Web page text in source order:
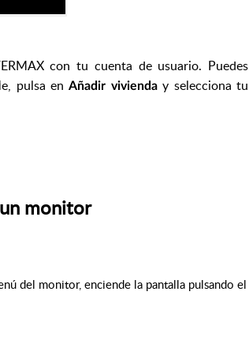
con tu cuenta de usuario. Puedes
pulsa enAñadir vivienday selecciona tu
monitor
del monitor, enciende la pantalla pulsando el